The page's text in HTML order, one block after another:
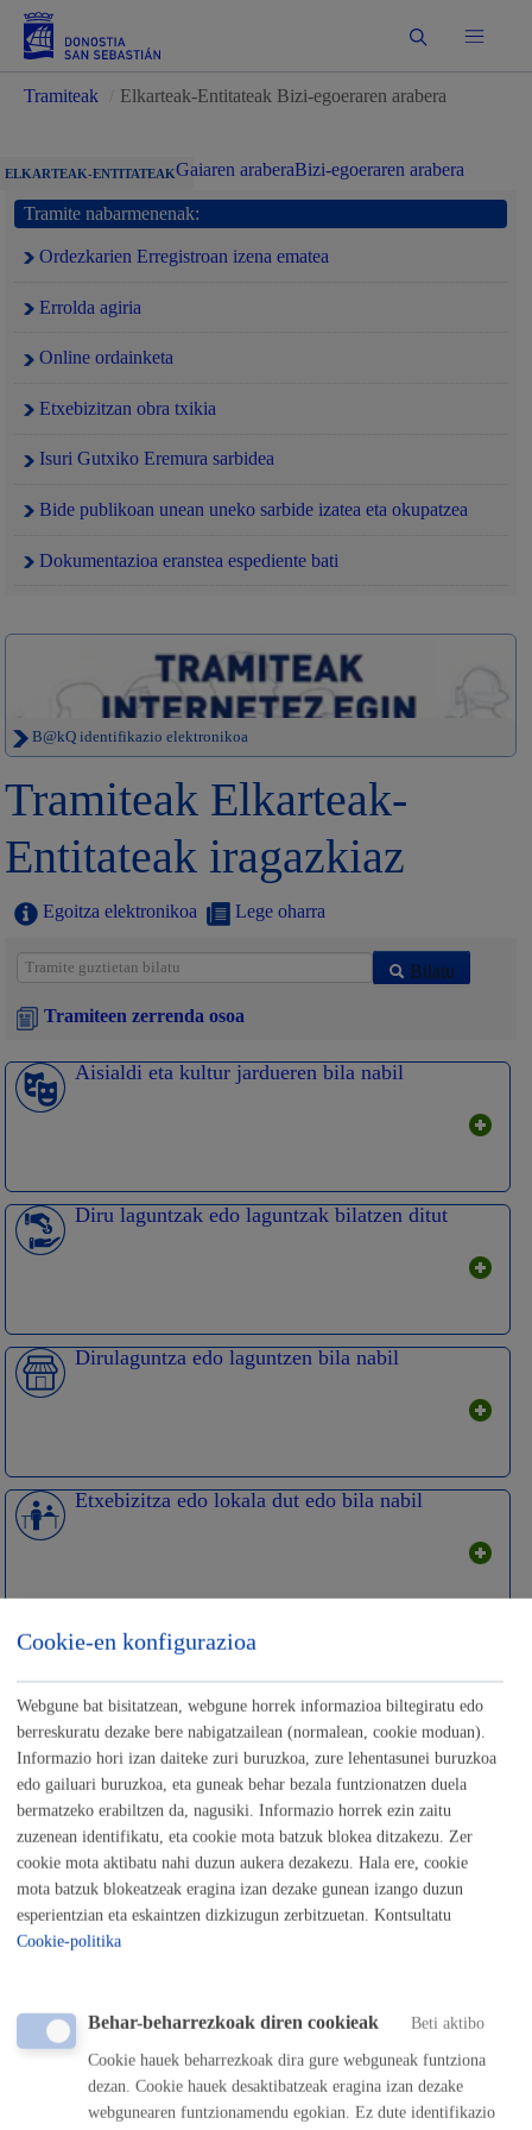
Bilatu
Tramiteak Elkarteak-Entitateak Bizi-egoeraren arabera
ELKARTEAK-ENTITATEAKGaiaren araberaBizi-egoeraren arabera
Tramite nabarmenenak:
Ordezkarien Erregistroan izena ematea
Errolda agiria
Online ordainketa
Etxebizitzan obra txikia
Isuri Gutxiko Eremura sarbidea
Bide publikoan unean uneko sarbide izatea eta okupatzea
Dokumentazioa eranstea espediente bati
B@kQ identifikazio elektronikoa
Tramiteak Elkarteak-
Entitateak iragazkiaz
Egoitza elektronikoa Lege oharra
Bilatu
Tramiteen zerrenda osoa
Aisialdi eta kultur jardueren bila nabil
Diru laguntzak edo laguntzak bilatzen ditut
Dirulaguntza edo laguntzen bila nabil
Etxebizitza edo lokala dut edo bila nabil
Negozio hasi, aldatu edo itxi nahi dut
Nire eskubideak egikaretzen-Parte hartzen
Familiako bat hil da
Donostian bizi edo kanpotik iritsi naiz
Cookie-en konfigurazioa
Webgune bat bisitatzean, webgune horrek informazioa biltegiratu edo
berreskuratu dezake bere nabigatzailean (normalean, cookie moduan).
Informazio hori izan daiteke zuri buruzkoa, zure lehentasunei buruzkoa
edo gailuari buruzkoa, eta guneak behar bezala funtzionatzen duela
bermatzeko erabiltzen da, nagusiki. Informazio horrek ezin zaitu
zuzenean identifikatu, eta cookie mota batzuk blokea ditzakezu. Zer
cookie mota aktibatu nahi duzun aukera dezakezu. Hala ere, cookie
mota batzuk blokeatzeak eragina izan dezake gunean izango duzun
esperientzian eta eskaintzen dizkizugun zerbitzuetan. Kontsultatu
Cookie-politika
Behar-beharrezkoak diren cookieak Beti aktibo
Cookie hauek beharrezkoak dira gure webguneak funtziona
dezan. Cookie hauek desaktibatzeak eragina izan dezake
webgunearen funtzionamendu egokian. Ez dute identifikazio